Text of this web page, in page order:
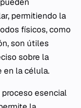
permitiendo la
físicos, como
son útiles
sobre la
en la célula.
esencial